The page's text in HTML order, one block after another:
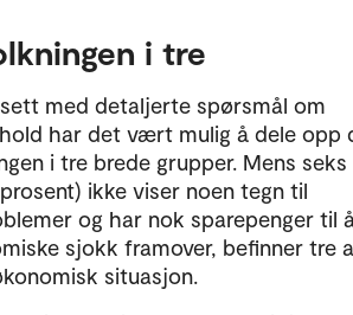
i tre
med detaljerte spørsmål om
har det vært mulig å dele opp
i tre brede grupper. Mens
ikke viser noen tegn til
og har nok sparepenger til
sjokk framover, befinner tre
situasjon.